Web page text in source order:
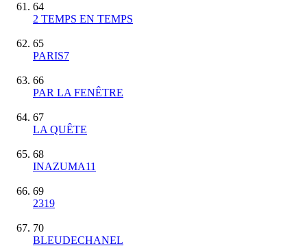
64
2 TEMPS EN TEMPS
65
PARIS7
66
PAR LA FENÊTRE
67
LA QUÊTE
68
INAZUMA11
69
2319
70
BLEUDECHANEL